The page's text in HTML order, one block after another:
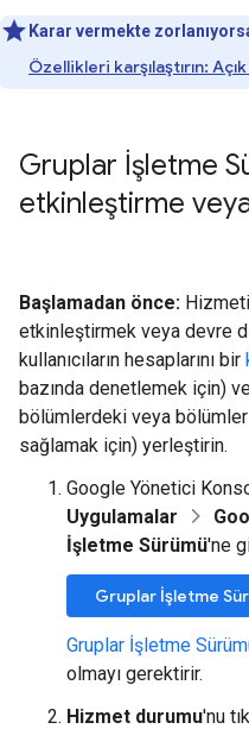
Karar vermekte
Özellikleri karşılaştırın:
Gruplar İşletme
etkinleştirme
Başlamadan önce:
etkinleştirmek veya devre
kullanıcıların hesaplarını bir
bazında denetlemek için)
bölümlerdeki veya
sağlamak için) yerleştirin.
Google Yönetici
Uygulamalar
İşletme Sürümü'ne
Gruplar İşletme
Gruplar İşletme
olmayı gerektirir.
Hizmet durumu'nu